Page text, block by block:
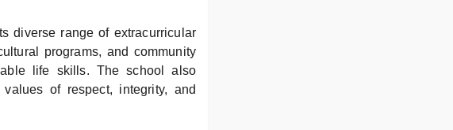
diverse range of extracurricular
programs, and community
life skills. The school also
of respect, integrity, and